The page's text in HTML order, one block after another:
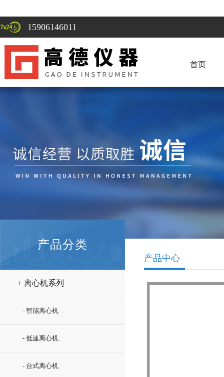
15906146011
首页
产品分类
+ 离心机系列
- 智能离心机
- 低速离心机
- 台式离心机
产品中心